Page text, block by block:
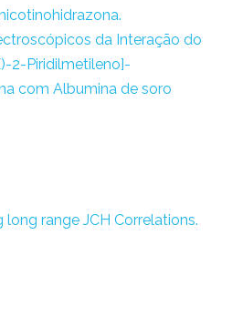
da Interação do
2-Piridilmetileno]-
com Albumina de soro
long range JCH Correlations.